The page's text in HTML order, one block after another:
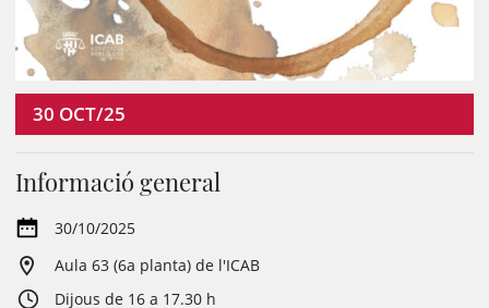
30 OCT/25
Informació general
30/10/2025
Aula 63 (6a planta) de l'ICAB
Dijous de 16 a 17.30 h